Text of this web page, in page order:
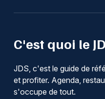
C'est quoi le
JDS, c'est le guide de
et profiter. Agenda,
s'occupe de tout.